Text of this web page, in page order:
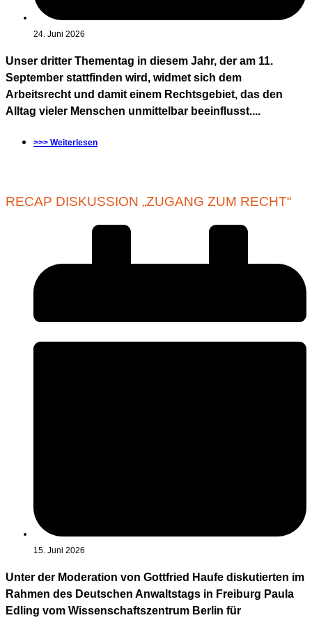
24. Juni 2026
Unser dritter Thementag in diesem Jahr, der am 11.
September stattfinden wird, widmet sich dem
Arbeitsrecht und damit einem Rechtsgebiet, das den
Alltag vieler Menschen unmittelbar beeinflusst....
>>> Weiterlesen
RECAP DISKUSSION „ZUGANG ZUM RECHT“
15. Juni 2026
Unter der Moderation von Gottfried Haufe diskutierten im
Rahmen des Deutschen Anwaltstags in Freiburg Paula
Edling vom Wissenschaftszentrum Berlin für